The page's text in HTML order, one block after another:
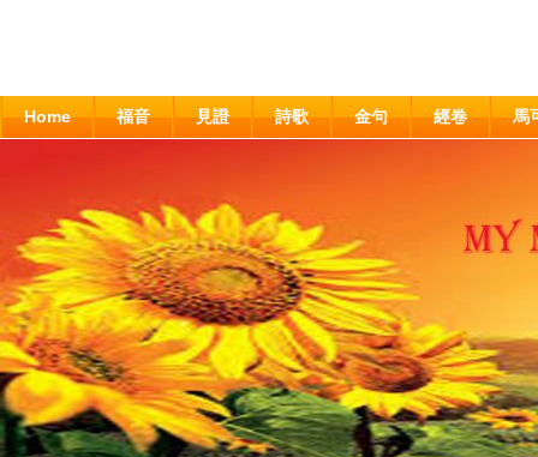
Home 福音 見證 詩歌 金句 經卷 馬